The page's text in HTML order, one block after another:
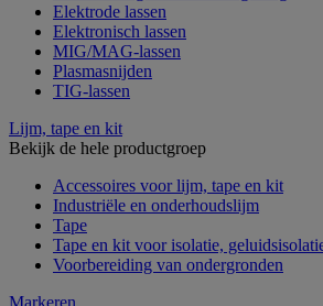
Elektrode lassen
Elektronisch lassen
MIG/MAG-lassen
Plasmasnijden
TIG-lassen
Lijm, tape en kit
Bekijk de hele productgroep
Accessoires voor lijm, tape en kit
Industriële en onderhoudslijm
Tape
Tape en kit voor isolatie,
Voorbereiding van ondergronden
Markeren